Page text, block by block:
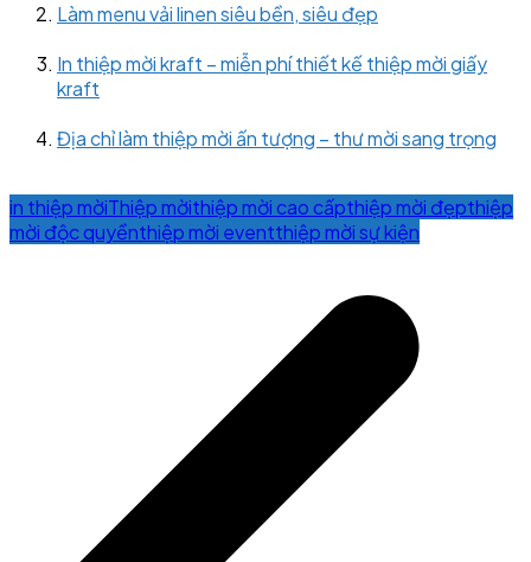
Làm menu vải linen siêu bền, siêu đẹp
In thiệp mời kraft – miễn phí thiết kế thiệp mời giấy
kraft
Địa chỉ làm thiệp mời ấn tượng – thư mời sang trọng
in thiệp mờiThiệp mờithiệp mời cao cấpthiệp mời đẹpthiệp
mời độc quyềnthiệp mời eventthiệp mời sự kiện